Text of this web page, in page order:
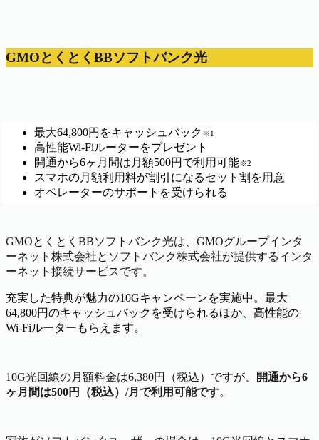
GMOとくとくBBソフトバンク光
最大64,800円をキャッシュバック ※1
高性能Wi-Fiルーターをプレゼント
開通から6ヶ月間は月額500円で利用可能※2
スマホの月額利用料が割引になるセット割を用意
オペレーターのサポートを受けられる
GMOとくとくBBソフトバンク光は、GMOグループインタ
ーネット株式会社とソフトバンク株式会社が提供するインタ
ーネット接続サービスです。
充実した特典が魅力の10Gキャンペーンを実施中。最大
64,800円のキャッシュバックを受けられるほか、高性能の
Wi-Fiルーターもらえます。
10G光回線の月額料金は6,380円（税込）ですが、
開通から6
ヶ月間は500円（税込）/月で利用可能です。